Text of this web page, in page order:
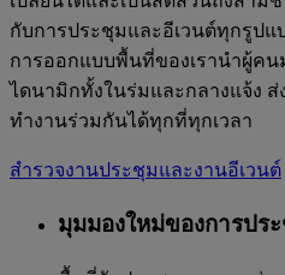
กับการประชุมและอีเวนต์ทุกรูปแ
การออกแบบพื้นที่ของเรานำผู้ค
ไดนามิกทั้งในร่มและกลางแจ้ง ส่
ทำงานร่วมกันได้ทุกที่ทุกเวลา
สำรวจงานประชุมและงานอีเวนต์
มุมมองใหม่ของการปร